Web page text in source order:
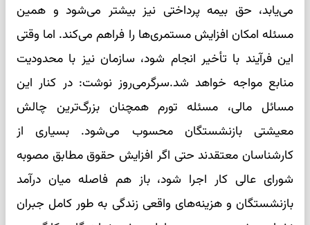
می‌یابد، حق بیمه پرداختی نیز بیشتر می‌شود و همین
مسئله امکان افزایش مستمری‌ها را فراهم می‌کند. اما وقتی
این فرآیند با تأخیر انجام شود، سازمان نیز با محدودیت
منابع مواجه خواهد شد.سرگرمی‌روز نوشت: در کنار این
مسائل مالی، مسئله تورم همچنان بزرگ‌ترین چالش
معیشتی بازنشستگان محسوب می‌شود. بسیاری از
کارشناسان معتقدند حتی اگر افزایش حقوق مطابق مصوبه
شورای عالی کار اجرا شود، باز هم فاصله میان درآمد
بازنشستگان و هزینه‌های واقعی زندگی به طور کامل جبران